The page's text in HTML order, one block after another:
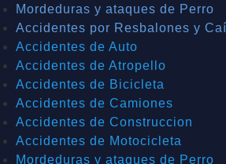
Mordeduras y ataques de Perro
Accidentes por Resbalones y
Accidentes de Auto
Accidentes de Atropello
Accidentes de Bicicleta
Accidentes de Camiones
Accidentes de Construccion
Accidentes de Motocicleta
Mordeduras y ataques de Perro